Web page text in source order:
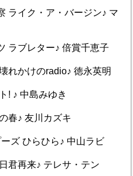
ライク・ア・バージン♪ マ
ラブレター♪ 倍賞千恵子
れかけのradio♪ 徳永英明
! ♪ 中島みゆき
春♪ 友川カズキ
ズ ひらひら♪ 中山ラビ
君再来♪ テレサ・テン